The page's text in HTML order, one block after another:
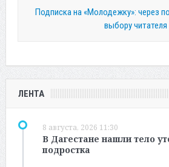
Подписка на «Молодежку»: через
выбору читателя
ЛЕНТА
8 августа, 2026 11:30
В Дагестане нашли тело
подростка